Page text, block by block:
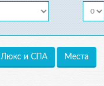
Люкс и СПА Места